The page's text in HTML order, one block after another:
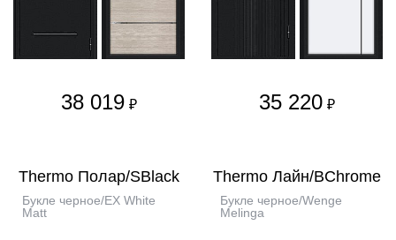
38 019 ₽ 35 220 ₽
Thermo Полар/SBlack
Букле черное/EX White
Matt
Thermo Лайн/BChrome
Букле черное/Wenge
Melinga